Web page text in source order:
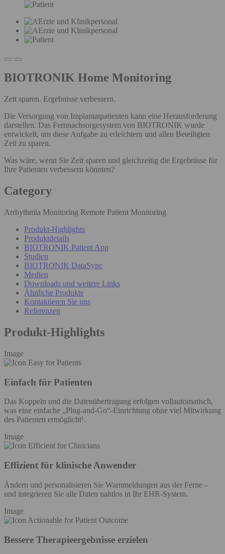
BIOTRONIK Home Monitoring
Zeit sparen. Ergebnisse verbessern.
Die Versorgung von Implantatpatienten kann eine Herausforderung
darstellen. Das Fernnachsorgesystem von BIOTRONIK wurde
entwickelt, um diese Aufgabe zu erleichtern und allen Beteiligten
Zeit zu sparen.
Was wäre, wenn Sie Zeit sparen und gleichzeitig die Ergebnisse für
Ihre Patienten verbessern könnten?
Category
Arrhythmia Monitoring Remote Patient Monitoring
Produkt-Highlights
Produktdetails
BIOTRONIK Patient App
Studien
BIOTRONIK DataSync
Medien
Downloads und weitere Links
Ähnliche Produkte
Kontaktieren Sie uns
Referenzen
Produkt-Highlights
Image
Einfach für Patienten
Das Koppeln und die Datenübertragung erfolgen vollautomatisch,
was eine einfache „Plug-and-Go“-Einrichtung ohne viel Mitwirkung
des Patienten ermöglicht¹.
Image
Effizient für klinische Anwender
Ändern und personalisieren Sie Warnmeldungen aus der Ferne –
und integrieren Sie alle Daten nahtlos in Ihr EHR-System.
Image
Bessere Therapieergebnisse erzielen